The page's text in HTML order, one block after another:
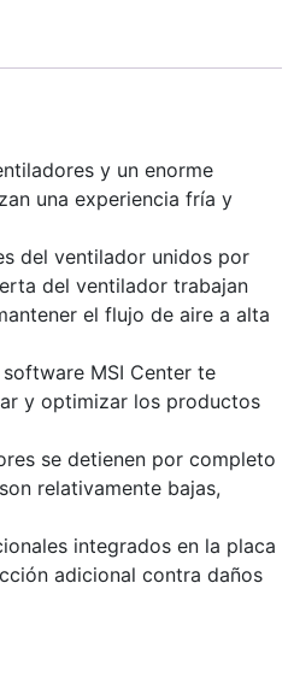
y un enorme
una experiencia fría y
del ventilador unidos por
del ventilador trabajan
el flujo de aire a alta
MSI Center te
y optimizar los productos
se detienen por completo
relativamente bajas,
integrados en la placa
adicional contra daños